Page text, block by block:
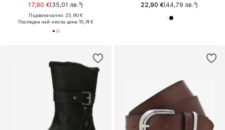
17,90 €(35,01 лв.³)
Първоначално: 25,90 €
Последна най-ниска цена:10,74 €
22,90 €(44,79 лв.³)